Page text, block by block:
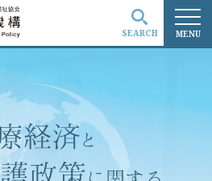
MENU
SEARCH